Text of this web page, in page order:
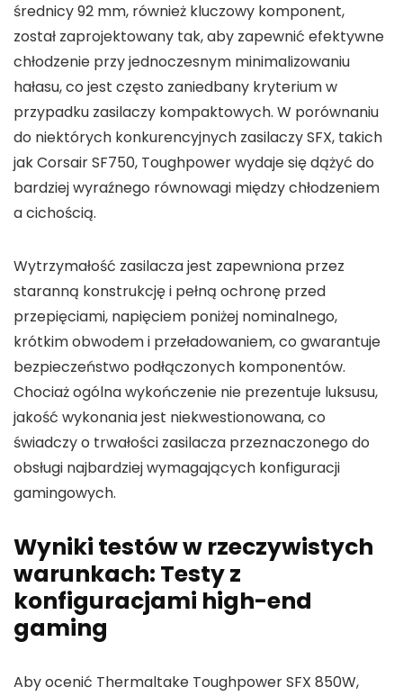
średnicy 92 mm, również kluczowy komponent,
został zaprojektowany tak, aby zapewnić efektywne
chłodzenie przy jednoczesnym minimalizowaniu
hałasu, co jest często zaniedbany kryterium w
przypadku zasilaczy kompaktowych. W porównaniu
do niektórych konkurencyjnych zasilaczy SFX, takich
jak Corsair SF750, Toughpower wydaje się dążyć do
bardziej wyraźnego równowagi między chłodzeniem
a cichością.
Wytrzymałość zasilacza jest zapewniona przez
staranną konstrukcję i pełną ochronę przed
przepięciami, napięciem poniżej nominalnego,
krótkim obwodem i przeładowaniem, co gwarantuje
bezpieczeństwo podłączonych komponentów.
Chociaż ogólna wykończenie nie prezentuje luksusu,
jakość wykonania jest niekwestionowana, co
świadczy o trwałości zasilacza przeznaczonego do
obsługi najbardziej wymagających konfiguracji
gamingowych.
Wyniki testów w rzeczywistych
warunkach: Testy z
konfiguracjami high-end
gaming
Aby ocenić Thermaltake Toughpower SFX 850W,